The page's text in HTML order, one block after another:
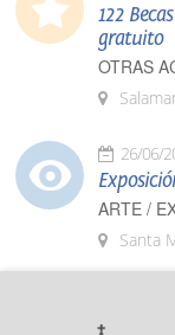
122
gratuito
OTRAS
26/06/
ARTE /
Santa